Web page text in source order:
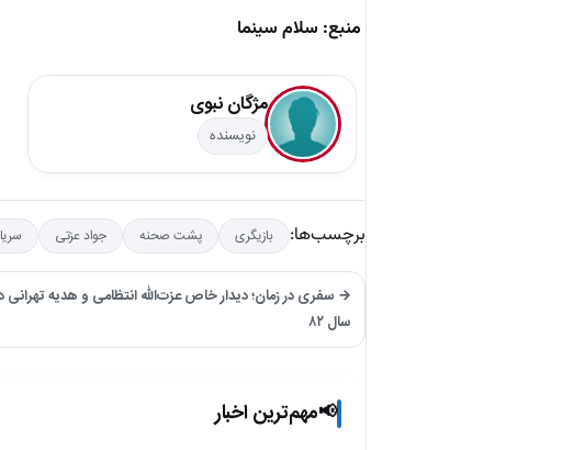
منبع: سلام سینما
مژگان نبوی
نویسنده
برچسب‌ها: بازیگری پشت صحنه جواد عزتی
→ سفری در زمان؛ دیدار خاص عزت‌الله انتظامی و هدیه تهرانی در
سال ۸۲
📢مهم‌ترین اخبار